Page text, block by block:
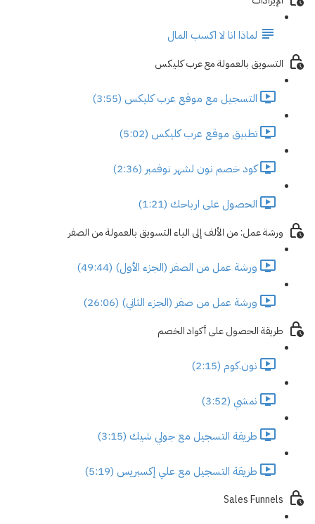
لماذا انا لا اكسب المال
التسويق بالعمولة مع عرب كليكس
التسجيل مع موقع عرب كليكس (3:55)
تطبيق موقع عرب كليكس (5:02)
كود خصم نون لشهر نوفمبر (2:36)
الحصول على ارباحك (1:21)
ورشة عمل: من الألف إلى الياء التسويق بالعمولة من الصفر
ورشة عمل من الصفر (الجزء الأول) (49:44)
ورشة عمل من صفر (الجزء الثاني) (26:06)
طريقة الحصول على أكواد الخصم
نون.كوم (2:15)
نمشي (3:52)
طريقة التسجيل مع جولي شيك (3:15)
طريقة التسجيل مع علي إكسبريس (5:19)
Sales Funnels